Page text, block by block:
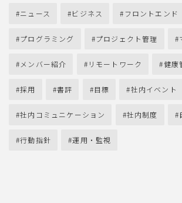
ニュース ビジネス フロントエンド
プログラミング プロジェクト管理
メンバー紹介 リモートワーク 健康
採用 書評 目標 社内イベント
社内コミュニケーション 社内制度
行動指針 運用・監視